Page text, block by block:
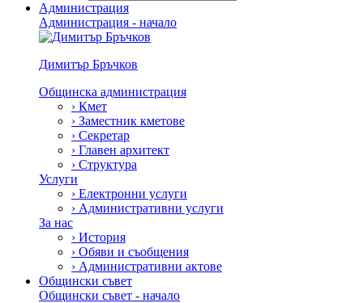
Администрация
Администрация - начало
Димитър Бръчков
Общинска администрация
› Кмет
› Заместник кметове
› Секретар
› Главен архитект
› Структура
Услуги
› Електронни услуги
› Административни услуги
За нас
› История
› Обяви и съобщения
› Административни актове
Общински съвет
Общински съвет - начало